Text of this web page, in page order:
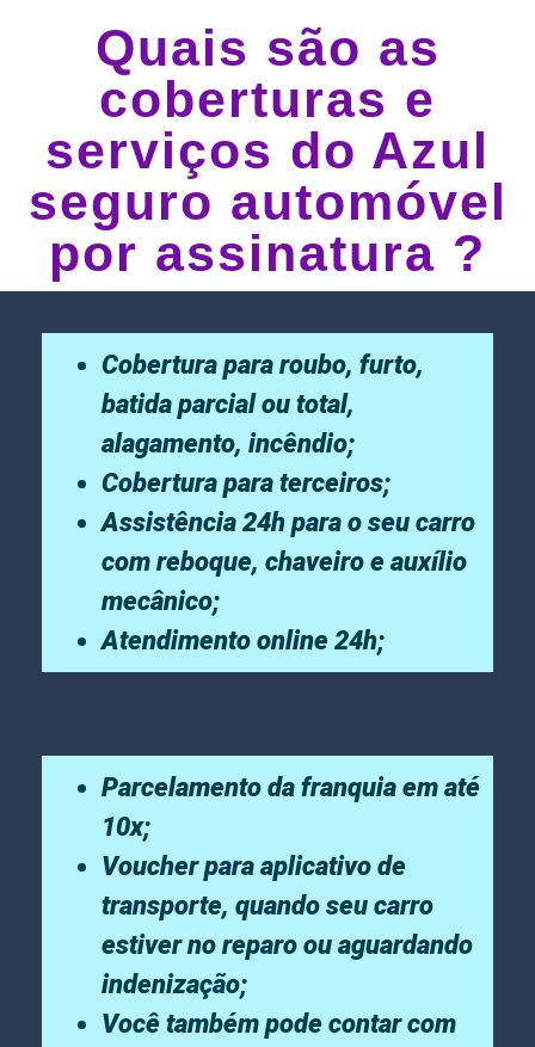
Quais são as
coberturas e
serviços do Azul
seguro automóvel
por assinatura ?
Cobertura para roubo, furto,
batida parcial ou total,
alagamento, incêndio;
Cobertura para terceiros;
Assistência 24h para o seu carro
com reboque, chaveiro e auxílio
mecânico;
Atendimento online 24h;
Parcelamento da franquia em até
10x;
Voucher para aplicativo de
transporte, quando seu carro
estiver no reparo ou aguardando
indenização;
Você também pode contar com